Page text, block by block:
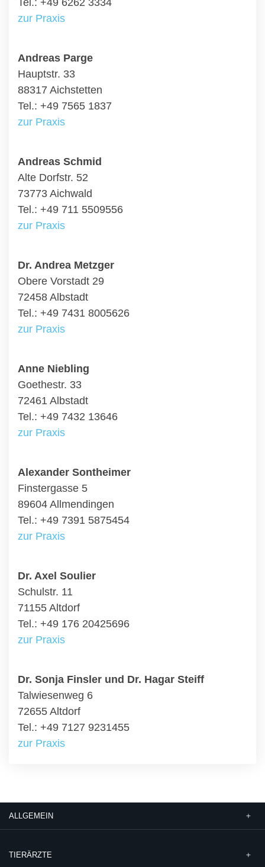
Tel.: +49 6262 3334
zur Praxis
Andreas Parge
Hauptstr. 33
88317 Aichstetten
Tel.: +49 7565 1837
zur Praxis
Andreas Schmid
Alte Dorfstr. 52
73773 Aichwald
Tel.: +49 711 5509556
zur Praxis
Dr. Andrea Metzger
Obere Vorstadt 29
72458 Albstadt
Tel.: +49 7431 8005626
zur Praxis
Anne Niebling
Goethestr. 33
72461 Albstadt
Tel.: +49 7432 13646
zur Praxis
Alexander Sontheimer
Finstergasse 5
89604 Allmendingen
Tel.: +49 7391 5875454
zur Praxis
Dr. Axel Soulier
Schulstr. 11
71155 Altdorf
Tel.: +49 176 20425696
zur Praxis
Dr. Sonja Finsler und Dr. Hagar Steiff
Talwiesenweg 6
72655 Altdorf
Tel.: +49 7127 9231455
zur Praxis
ALLGEMEIN
TIERÄRZTE